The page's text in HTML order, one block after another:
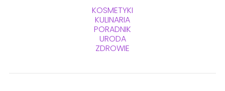
KOSMETYKI
KULINARIA
PORADNIK
URODA
ZDROWIE